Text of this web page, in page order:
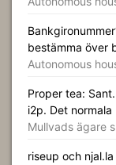
bestämma över
Autonomous
Proper tea:
i2p. Det
Mullvads ägare
riseup och